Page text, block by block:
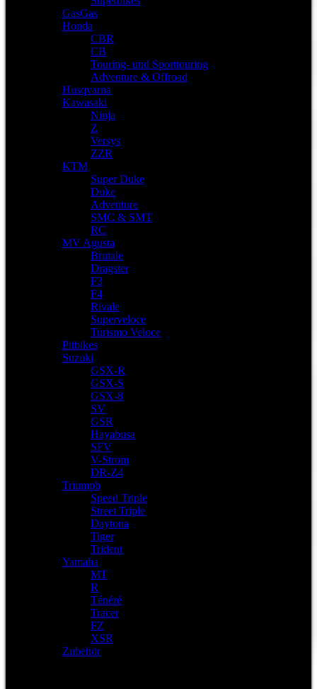
GasGas
Honda
CBR
CB
Touring- und Sporttouring
Adventure & Offroad
Husqvarna
Kawasaki
Ninja
Z
Versys
ZZR
KTM
Super Duke
Duke
Adventure
SMC & SMT
RC
MV Agusta
Brutale
Dragster
F3
F4
Rivale
Superveloce
Turismo Veloce
Pitbikes
Suzuki
GSX-R
GSX-S
GSX-8
SV
GSR
Hayabusa
SFV
V-Strom
DR-Z4
Triumph
Speed Triple
Street Triple
Daytona
Tiger
Trident
Yamaha
MT
R
Ténéré
Tracer
FZ
XSR
Zubehör